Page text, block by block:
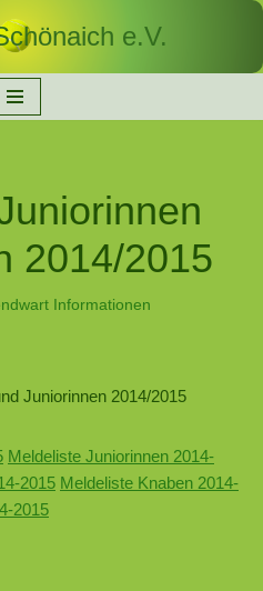
e.V.
2014/2015
Informationen
Juniorinnen 2014/2015
Meldeliste Juniorinnen 2014-
2015 Meldeliste Knaben 2014-
2015